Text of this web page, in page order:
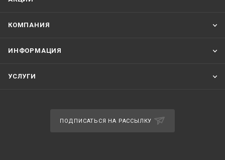
КОМПАНИЯ
ИНФОРМАЦИЯ
УСЛУГИ
ПОДПИСАТЬСЯ НА РАССЫЛКУ